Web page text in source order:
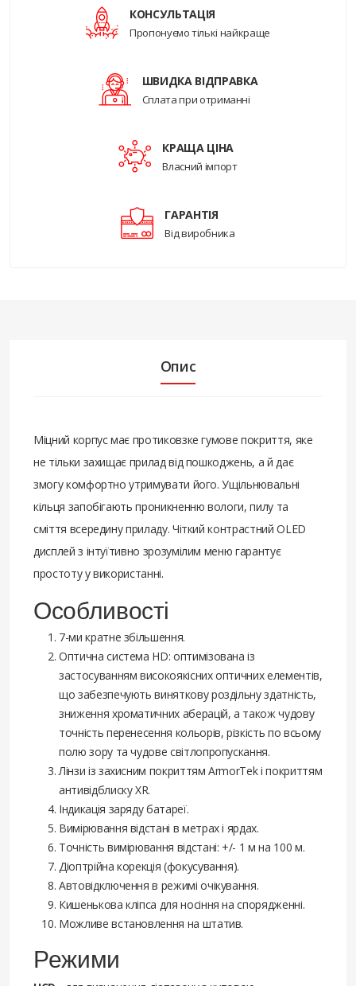
КОНСУЛЬТАЦІЯ
Пропонуємо тількі найкраще
ШВИДКА ВІДПРАВКА
Сплата при отриманні
КРАЩА ЦІНА
Власний імпорт
ГАРАНТІЯ
Від виробника
Опис
Міцний корпус має протиковзке гумове покриття, яке
не тільки захищає прилад від пошкоджень, а й дає
змогу комфортно утримувати його. Ущільнювальні
кільця запобігають проникненню вологи, пилу та
сміття всередину приладу. Чіткий контрастний OLED
дисплей з інтуїтивно зрозумілим меню гарантує
простоту у використанні.
Особливості
7-ми кратне збільшення.
Оптична система HD: оптимізована із
застосуванням високоякісних оптичних елементів,
що забезпечують виняткову роздільну здатність,
зниження хроматичних аберацій, а також чудову
точність перенесення кольорів, різкість по всьому
полю зору та чудове світлопропускання.
Лінзи із захисним покриттям ArmorTek і покриттям
антивідблиску XR.
Індикація заряду батареї.
Вимірювання відстані в метрах і ярдах.
Точність вимірювання відстані: +/- 1 м на 100 м.
Діоптрійна корекція (фокусування).
Автовідключення в режимі очікування.
Кишенькова кліпса для носіння на спорядженні.
Можливе встановлення на штатив.
Режими